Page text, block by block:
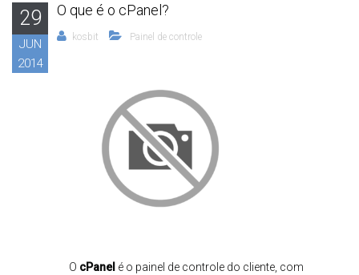
29
JUN
2014
O que é o cPanel?
kosbit Painel de controle
O cPanel é o painel de controle do cliente, com